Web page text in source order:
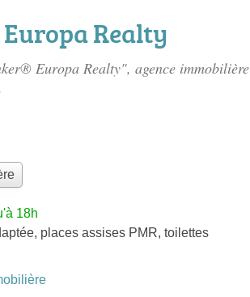
Realty
Europa Realty", agence immobilière
18h
places assises PMR, toilettes